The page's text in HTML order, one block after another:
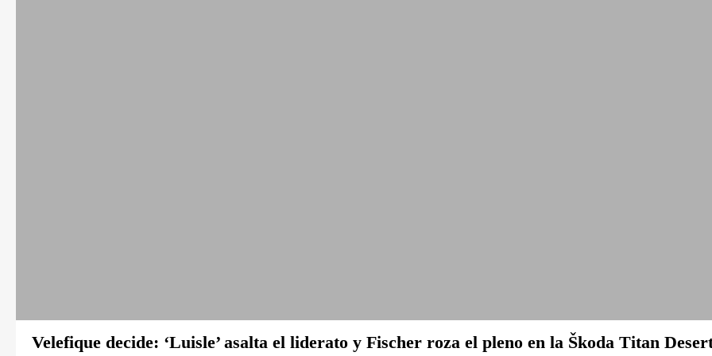
Velefique decide: ‘Luisle’ asalta el liderato y Fischer roza el pleno en la Škoda Titan